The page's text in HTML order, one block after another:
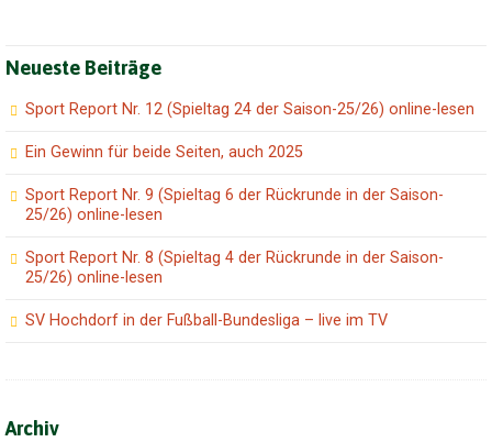
Neueste Beiträge
Sport Report Nr. 12 (Spieltag 24 der Saison-25/26) online-lesen
Ein Gewinn für beide Seiten, auch 2025
Sport Report Nr. 9 (Spieltag 6 der Rückrunde in der Saison-
25/26) online-lesen
Sport Report Nr. 8 (Spieltag 4 der Rückrunde in der Saison-
25/26) online-lesen
SV Hochdorf in der Fußball-Bundesliga – live im TV
Archiv